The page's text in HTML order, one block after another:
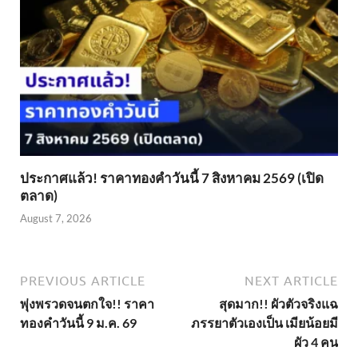
ประกาศแล้ว! ราคาทองคำวันนี้ 7 สิงหาคม 2569 (เปิด
ตลาด)
August 7, 2026
PREVIOUS ARTICLE
พุ่งพรวดจนตกใจ!! ราคา
ทองคำวันนี้ 9 ม.ค. 69
NEXT ARTICLE
สุดมาก!! ผัวตัวจริงแฉ
ภรรยาตัวเองเป็น เมียน้อยมี
ผัว 4 คน